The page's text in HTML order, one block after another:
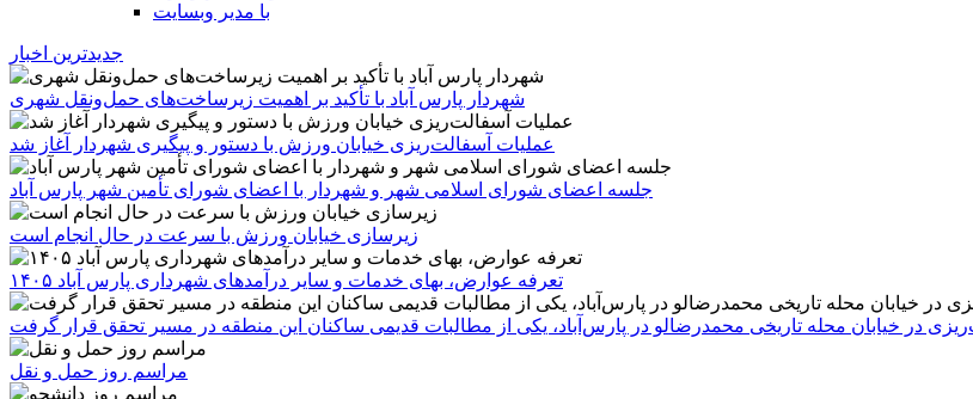
با مدیر وبسایت
جدیدترین اخبار
شهردار پارس آباد با تأکید بر اهمیت زیرساخت‌های حمل‌ونقل شهری
عملیات آسفالت‌ریزی خیابان ورزش با دستور و پیگیری شهردار آغاز شد
جلسه اعضای شورای اسلامی شهر و شهردار با اعضای شورای تأمین شهر پارس آباد
زیرسازی خیابان ورزش با سرعت در حال انجام است
تعرفه عوارض، بهای خدمات و سایر درآمدهای شهرداری پارس آباد ۱۴۰۵
در خیابان محله تاریخی محمدرضالو در پارس‌آباد، یکی از مطالبات قدیمی ساکنان این منطقه در مسیر تحقق قرار گرفت
مراسم روز حمل و نقل